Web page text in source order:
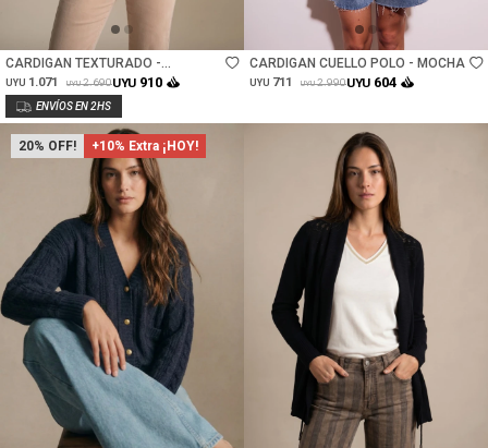
Talle
CARDIGAN TEXTURADO -
CHOCOLATE
UYU 1.071 UYU 2.690UYU 910
CARDIGAN CUELLO POLO - MOCHA
UYU 711 UYU 2.990UYU 604
20 +10% Extra ¡HOY!